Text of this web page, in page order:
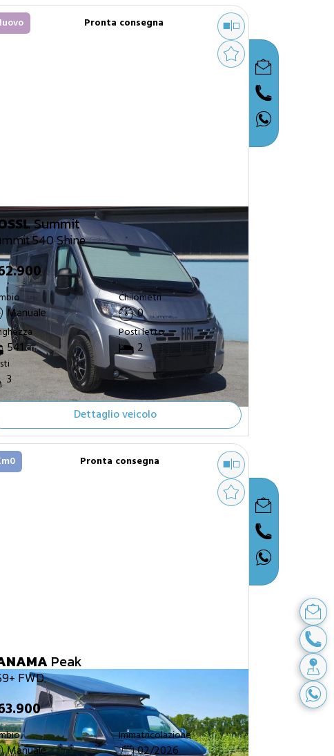
Pronta consegna
Summit
540 Shine
Manuale
Chilometri
0km
541cm
Posti letto
2
3
Dettaglio veicolo
Pronta consegna
Peak
FWD
Manuale
Immatricolazione
02/2026